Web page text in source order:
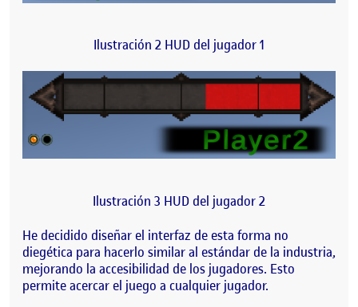
Ilustración 2 HUD del jugador 1
Ilustración 3 HUD del jugador 2
He decidido diseñar el interfaz de esta forma no
diegética para hacerlo similar al estándar de la industria,
mejorando la accesibilidad de los jugadores. Esto
permite acercar el juego a cualquier jugador.